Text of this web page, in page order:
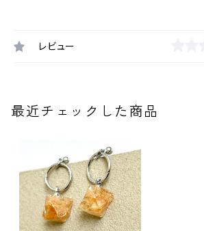
レビュー
最近チェックした商品